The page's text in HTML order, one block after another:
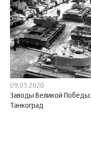
09.05.2020
Заводы Великой Победы:
Танкоград